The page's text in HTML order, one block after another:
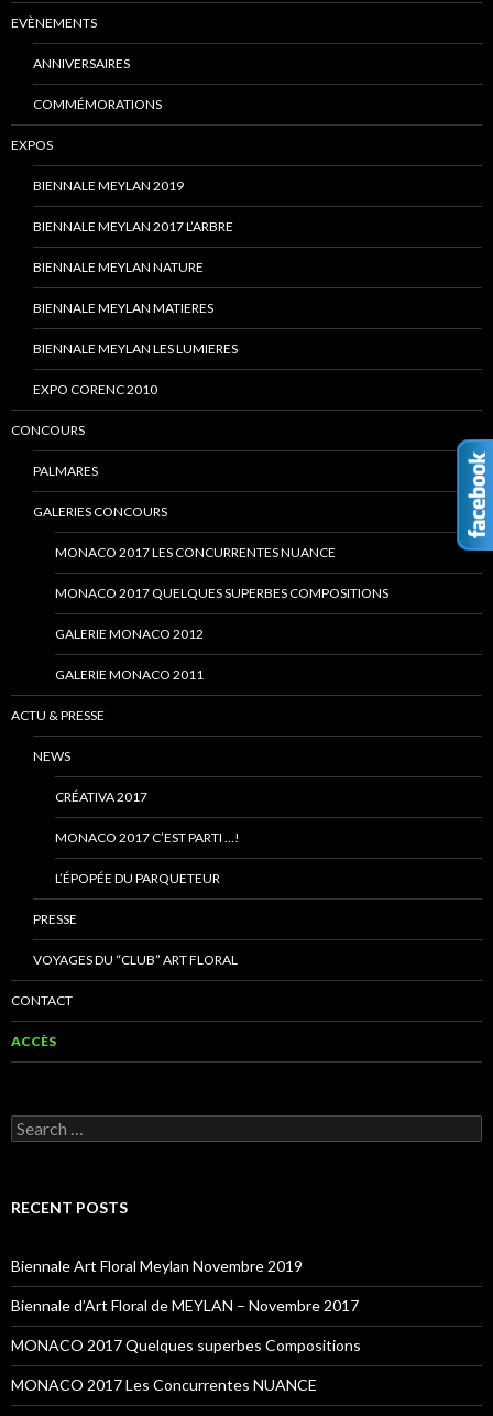
EVÈNEMENTS
ANNIVERSAIRES
COMMÉMORATIONS
EXPOS
BIENNALE MEYLAN 2019
BIENNALE MEYLAN 2017 L’ARBRE
BIENNALE MEYLAN NATURE
BIENNALE MEYLAN MATIERES
BIENNALE MEYLAN LES LUMIERES
EXPO CORENC 2010
CONCOURS
PALMARES
GALERIES CONCOURS
MONACO 2017 LES CONCURRENTES NUANCE
MONACO 2017 QUELQUES SUPERBES COMPOSITIONS
GALERIE MONACO 2012
GALERIE MONACO 2011
ACTU & PRESSE
NEWS
CRÉATIVA 2017
MONACO 2017 C’EST PARTI …!
L’ÉPOPÉE DU PARQUETEUR
PRESSE
VOYAGES DU “CLUB” ART FLORAL
CONTACT
ACCÈS
Search
for:
RECENT POSTS
Biennale Art Floral Meylan Novembre 2019
Biennale d’Art Floral de MEYLAN – Novembre 2017
MONACO 2017 Quelques superbes Compositions
MONACO 2017 Les Concurrentes NUANCE